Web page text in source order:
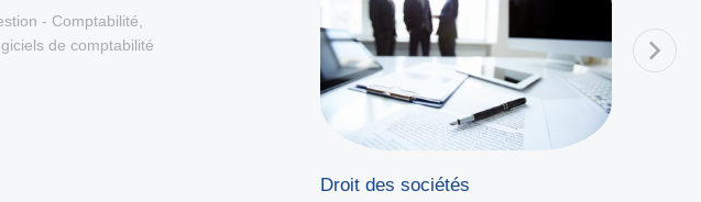
- Comptabilité
de comptabilité
Droit des sociétés